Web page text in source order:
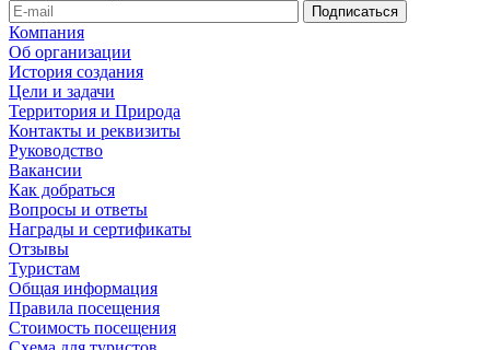
Компания
Об организации
История создания
Цели и задачи
Территория и Природа
Контакты и реквизиты
Руководство
Вакансии
Как добраться
Вопросы и ответы
Награды и сертификаты
Отзывы
Туристам
Общая информация
Правила посещения
Стоимость посещения